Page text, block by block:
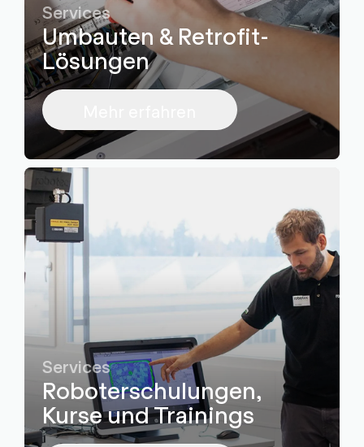
Services
Umbauten & Retrofit-
Lösungen
Services
Roboterschulungen,
Kurse und Trainings